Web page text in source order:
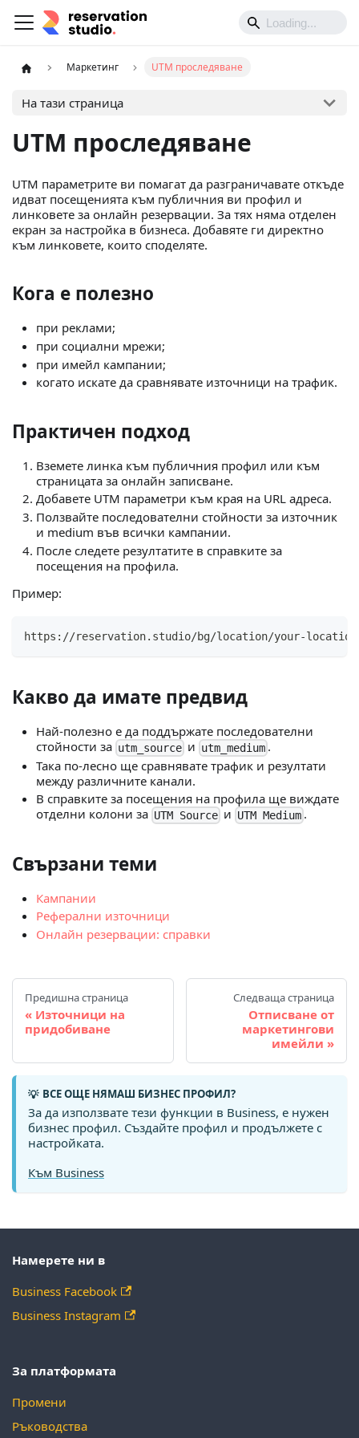
Маркетинг UTM проследяване
На тази страница
UTM проследяване
UTM параметрите ви помагат да разграничавате откъде
идват посещенията към публичния ви профил и
линковете за онлайн резервации. За тях няма отделен
екран за настройка в бизнеса. Добавяте ги директно
към линковете, които споделяте.
Кога е полезно
при реклами;
при социални мрежи;
при имейл кампании;
когато искате да сравнявате източници на трафик.
Практичен подход
Вземете линка към публичния профил или към
страницата за онлайн записване.
Добавете UTM параметри към края на URL адреса.
Ползвайте последователни стойности за източник
и medium във всички кампании.
После следете резултатите в справките за
посещения на профила.
Пример:
https://reservation.studio/bg/location/your-location-
Какво да имате предвид
Най-полезно е да поддържате последователни
стойности за utm_source и utm_medium .
Така по-лесно ще сравнявате трафик и резултати
между различните канали.
В справките за посещения на профила ще виждате
отделни колони за UTM Source и UTM Medium .
Свързани теми
Кампании
Реферални източници
Онлайн резервации: справки
Предишна страница
Източници на
придобиване
Следваща страница
Отписване от
маркетингови
имейли
💡 ВСЕ ОЩЕ НЯМАШ БИЗНЕС ПРОФИЛ?
За да използвате тези функции в Business, е нужен
бизнес профил. Създайте профил и продължете с
настройката.
Към Business
Намерете ни в
Business Facebook
Business Instagram
За платформата
Промени
Ръководства